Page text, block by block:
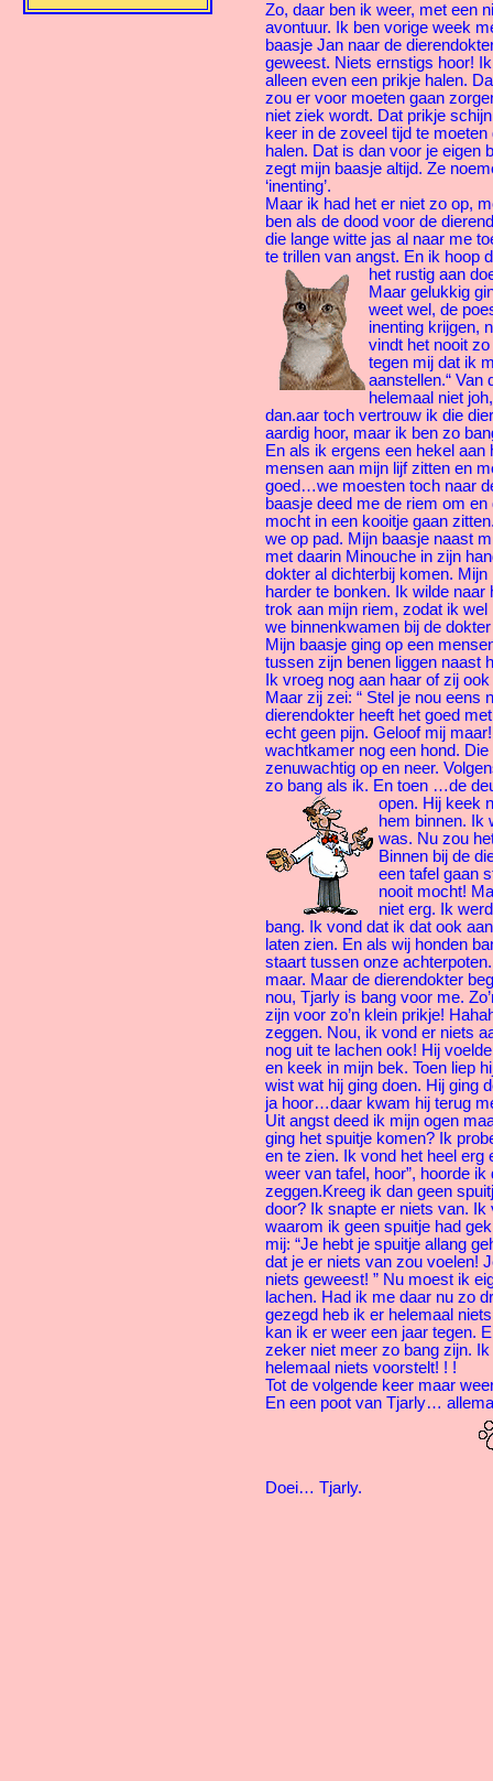
Zo, daar ben ik weer, met een
avontuur. Ik ben vorige week
baasje Jan naar de
geweest. Niets ernstigs hoor!
alleen even een prikje halen.
zou er voor moeten gaan
niet ziek wordt. Dat prikje
keer in de zoveel tijd te moeten
halen. Dat is dan voor je eigen
zegt mijn baasje altijd. Ze
‘inenting’.
Maar ik had het er niet zo op,
ben als de dood voor de
die lange witte jas al naar me
te trillen van angst. En ik hoop
het rustig aan
Maar gelukkig
weet wel, de
inenting krijgen,
vindt het nooit
tegen mij dat ik
aanstellen.“ Van
helemaal niet
dan.aar toch vertrouw ik die
aardig hoor, maar ik ben zo
En als ik ergens een hekel aan
mensen aan mijn lijf zitten en
goed…we moesten toch naar
baasje deed me de riem om
mocht in een kooitje gaan
we op pad. Mijn baasje naast
met daarin Minouche in zijn
dokter al dichterbij komen. Mijn
harder te bonken. Ik wilde
trok aan mijn riem, zodat ik wel
we binnenkwamen bij de
Mijn baasje ging op een
tussen zijn benen liggen naast
Ik vroeg nog aan haar of zij
Maar zij zei: “ Stel je nou eens
dierendokter heeft het goed
echt geen pijn. Geloof mij
wachtkamer nog een hond. Die
zenuwachtig op en neer.
zo bang als ik. En toen …de
open. Hij keek
hem binnen. Ik
was. Nu zou
Binnen bij de
een tafel gaan
nooit mocht!
niet erg. Ik
bang. Ik vond dat ik dat ook
laten zien. En als wij honden
staart tussen onze
maar. Maar de dierendokter
nou, Tjarly is bang voor me.
zijn voor zo’n klein prikje!
zeggen. Nou, ik vond er niets
nog uit te lachen ook! Hij
en keek in mijn bek. Toen liep
wist wat hij ging doen. Hij ging
ja hoor…daar kwam hij terug
Uit angst deed ik mijn ogen
ging het spuitje komen? Ik
en te zien. Ik vond het heel erg
weer van tafel, hoor”, hoorde ik
zeggen.Kreeg ik dan geen
door? Ik snapte er niets van. Ik
waarom ik geen spuitje had
mij: “Je hebt je spuitje allang
dat je er niets van zou voelen!
niets geweest! ” Nu moest ik
lachen. Had ik me daar nu zo
gezegd heb ik er helemaal
kan ik er weer een jaar tegen.
zeker niet meer zo bang zijn.
helemaal niets voorstelt! ! !
Tot de volgende keer maar
En een poot van Tjarly…
Doei… Tjarly.